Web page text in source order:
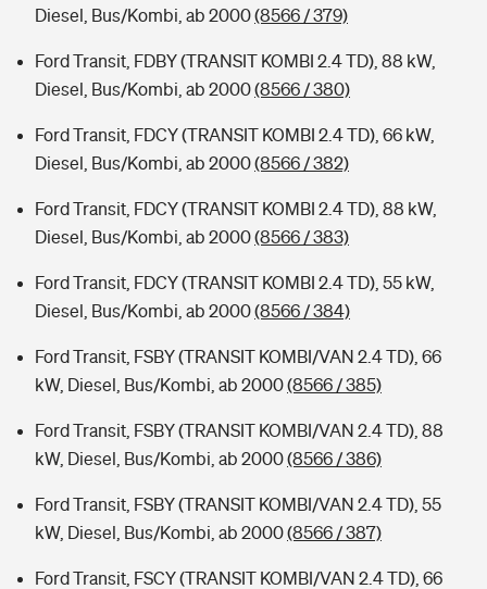
Diesel, Bus/Kombi, ab 2000(8566 / 379)
Ford Transit, FDBY (TRANSIT KOMBI 2.4 TD), 88 kW,
Diesel, Bus/Kombi, ab 2000(8566 / 380)
Ford Transit, FDCY (TRANSIT KOMBI 2.4 TD), 66 kW,
Diesel, Bus/Kombi, ab 2000(8566 / 382)
Ford Transit, FDCY (TRANSIT KOMBI 2.4 TD), 88 kW,
Diesel, Bus/Kombi, ab 2000(8566 / 383)
Ford Transit, FDCY (TRANSIT KOMBI 2.4 TD), 55 kW,
Diesel, Bus/Kombi, ab 2000(8566 / 384)
Ford Transit, FSBY (TRANSIT KOMBI/VAN 2.4 TD), 66
kW, Diesel, Bus/Kombi, ab 2000(8566 / 385)
Ford Transit, FSBY (TRANSIT KOMBI/VAN 2.4 TD), 88
kW, Diesel, Bus/Kombi, ab 2000(8566 / 386)
Ford Transit, FSBY (TRANSIT KOMBI/VAN 2.4 TD), 55
kW, Diesel, Bus/Kombi, ab 2000(8566 / 387)
Ford Transit, FSCY (TRANSIT KOMBI/VAN 2.4 TD), 66